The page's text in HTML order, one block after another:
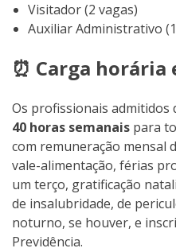
Visitador (2 vagas)
Auxiliar Administrativo
⏰ Carga horária
Os profissionais admitidos
40 horas semanais para
com remuneração mensal
vale-alimentação, férias
um terço, gratificação
de insalubridade, de
noturno, se houver, e
Previdência.